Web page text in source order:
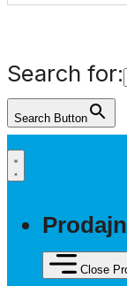
Search for:
Search Button
Close